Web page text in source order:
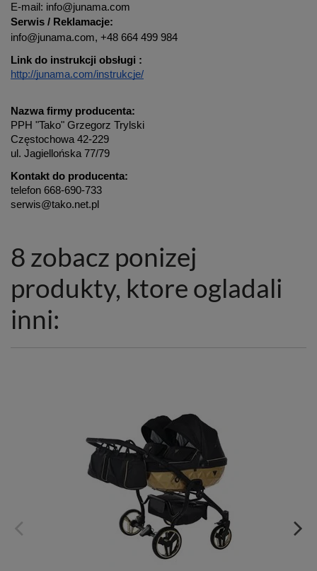
E-mail: info@junama.com
Serwis / Reklamacje:
info@junama.com, +48 664 499 984
Link do instrukcji obsługi :
http://junama.com/instrukcje/
Nazwa firmy producenta:
PPH "Tako" Grzegorz Trylski
Częstochowa 42-229
ul. Jagiellońska 77/79
Kontakt do producenta:
telefon 668-690-733
serwis@tako.net.pl
8 zobacz ponizej
produkty, ktore ogladali
inni: